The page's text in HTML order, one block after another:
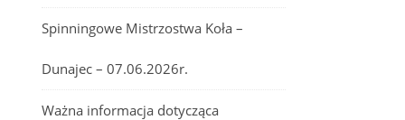
Spinningowe Mistrzostwa Koła –
Dunajec – 07.06.2026r.
Ważna informacja dotycząca